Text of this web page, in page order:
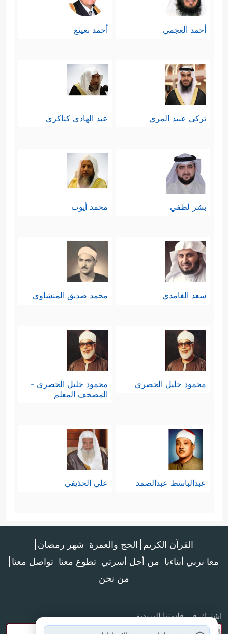
أحمد العجمي أحمد نعينع
تركي عبيد المري عبد الهادي كناكري
بشر لطفي محمد أيوب
سعد الغامدي محمد صديق المنشاوي
محمود خليل الحصري
محمود خليل الحصري -
المصحف المعلم
عبدالباسط عبدالصمد علي الحذيفي
القرآن الكريم الحج والعمرة شهر رمضان
معا نربي أبناءنا من أجل أسرتي تطوع معنا تواصل معنا
من نحن
اشترك في قائمتنا البريدية